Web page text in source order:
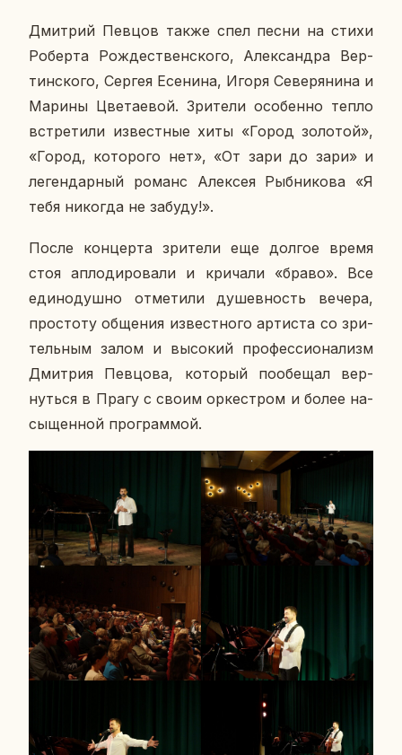
Дмит­рий Певцов также спел песни на стихи
Ро­бер­та Рож­де­ствен­ско­го, Алек­сандра Вер­
тин­ско­го, Сергея Есе­ни­на, Игоря Се­ве­ря­ни­на и
Марины Цве­та­е­вой. Зри­те­ли осо­бен­но тепло
встре­ти­ли из­вест­ные хиты «Город зо­ло­той»,
«Город, ко­то­ро­го нет», «От зари до зари» и
ле­ген­дар­ный романс Алек­сея Рыб­ни­ко­ва «Я
тебя ни­ко­гда не забуду!».
После кон­цер­та зри­те­ли еще долгое время
стоя ап­ло­ди­ро­ва­ли и кри­ча­ли «браво». Все
еди­но­душ­но от­ме­ти­ли ду­шев­ность вечера,
про­сто­ту об­ще­ния из­вест­но­го ар­ти­ста со зри­
тель­ным залом и вы­со­кий про­фес­си­о­на­лизм
Дмит­рия Пев­цо­ва, ко­то­рый по­обе­щал вер­
нуть­ся в Прагу с своим ор­кест­ром и более на­
сы­щен­ной про­грам­мой.